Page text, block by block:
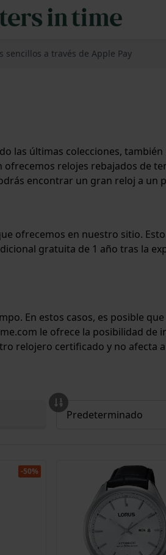
sencillos a través de Apple Pay
las últimas colecciones,
relojes rebajados de
encontrar un gran reloj a un
ofrecemos en nuestro sitio.
gratuita de 1 año tras la
En estos casos, es posible
le ofrece la posibilidad de
relojero certificado y no afecta
-50%